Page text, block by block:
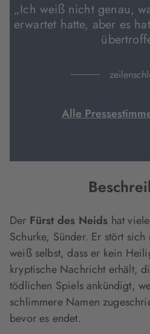
„Ich weiß nicht genau,
erwartet hatte, aber es
Alle
Der Fürst des Neids hat
Schurke, Sünder. Er stört
weiß selbst, dass er kein
kryptische Nachricht erhält,
tödlichen Spiels ankündigt,
schlimmere Namen
bevor es endet.